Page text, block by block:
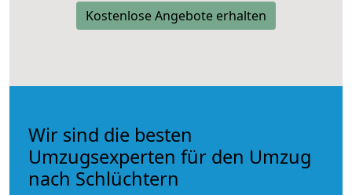
Kostenlose Angebote erhalten
Wir sind die besten
Umzugsexperten für den Umzug
nach Schlüchtern